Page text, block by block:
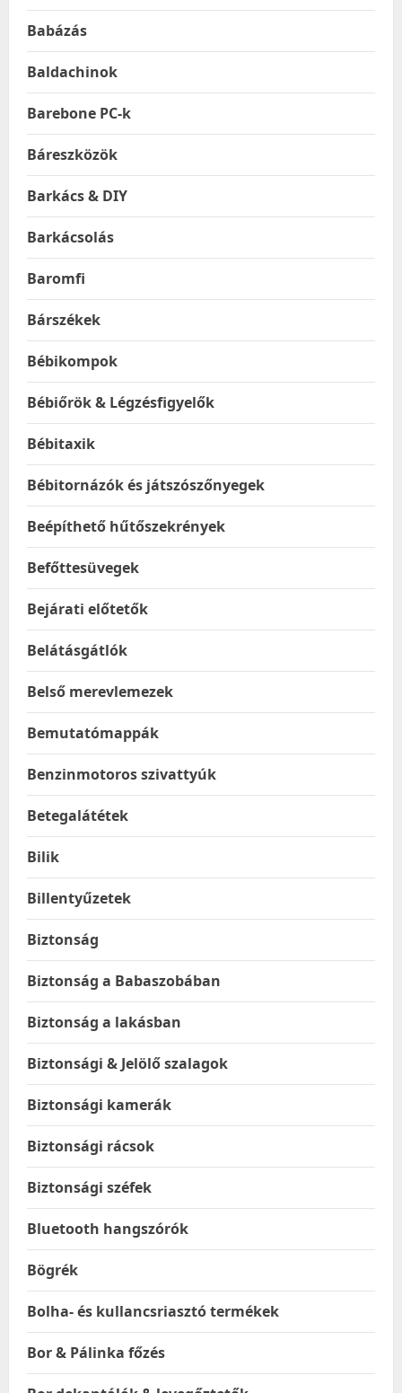
Babázás
Baldachinok
Barebone PC-k
Báreszközök
Barkács & DIY
Barkácsolás
Baromfi
Bárszékek
Bébikompok
Bébiőrök & Légzésfigyelők
Bébitaxik
Bébitornázók és játszószőnyegek
Beépíthető hűtőszekrények
Befőttesüvegek
Bejárati előtetők
Belátásgátlók
Belső merevlemezek
Bemutatómappák
Benzinmotoros szivattyúk
Betegalátétek
Bilik
Billentyűzetek
Biztonság
Biztonság a Babaszobában
Biztonság a lakásban
Biztonsági & Jelölő szalagok
Biztonsági kamerák
Biztonsági rácsok
Biztonsági széfek
Bluetooth hangszórók
Bögrék
Bolha- és kullancsriasztó termékek
Bor & Pálinka főzés